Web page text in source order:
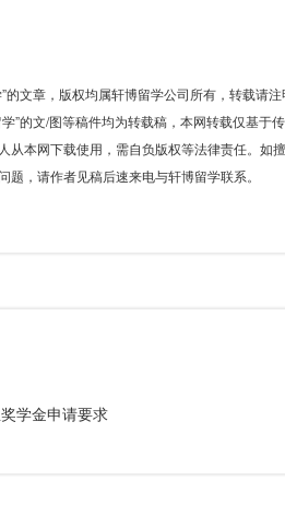
文章，版权均属轩博留学公司所有，转载请
”的文/图等稿件均为转载稿，本网转载仅基
从本网下载使用，需自负版权等法律责任。如
，请作者见稿后速来电与轩博留学联系。
学金申请要求